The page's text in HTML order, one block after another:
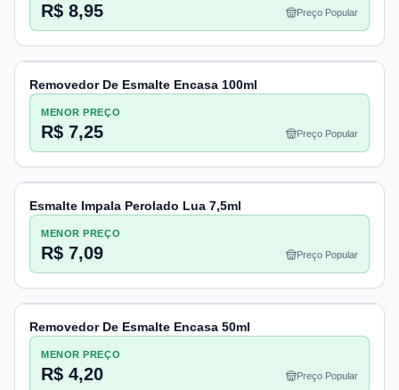
R$ 8,95 Preço Popular
Removedor De Esmalte Encasa 100ml
MENOR PREÇO
R$ 7,25 Preço Popular
Esmalte Impala Perolado Lua 7,5ml
MENOR PREÇO
R$ 7,09 Preço Popular
Removedor De Esmalte Encasa 50ml
MENOR PREÇO
R$ 4,20 Preço Popular